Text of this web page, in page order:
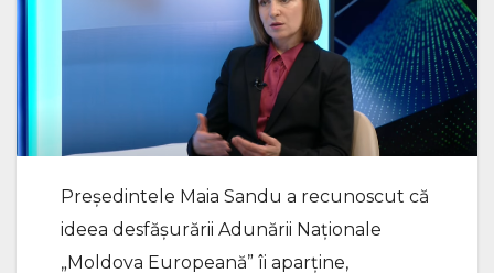
Președintele Maia Sandu a recunoscut că
ideea desfășurării Adunării Naționale
„Moldova Europeană” îi aparține,